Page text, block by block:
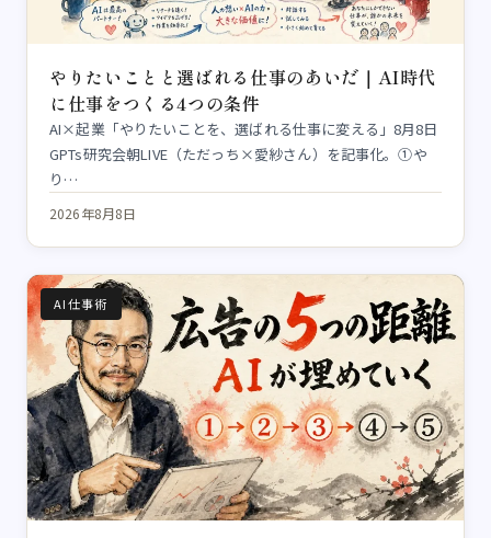
やりたいことと選ばれる仕事のあいだ｜AI時代
に仕事をつくる4つの条件
AI×起業「やりたいことを、選ばれる仕事に変える」8月8日
GPTs研究会朝LIVE（ただっち×愛紗さん）を記事化。①や
り…
2026年8月8日
AI仕事術